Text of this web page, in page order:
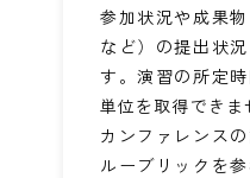
参加状況や成果
など）の提出状
す。演習の所定
単位を取得できま
カンファレンス
ルーブリックを